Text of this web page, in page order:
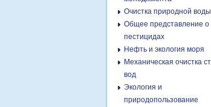
Очистка природной воды
Общее представление о
пестицидах
Нефть и экология моря
Механическая очистка
вод
Экология и
природопользование